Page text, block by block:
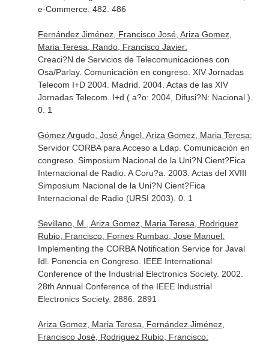
e-Commerce. 482. 486
Fernández Jiménez, Francisco José, Ariza Gomez,
Maria Teresa, Rando, Francisco Javier:
Creaci?N de Servicios de Telecomunicaciones con
Osa/Parlay. Comunicación en congreso. XIV Jornadas
Telecom I+D 2004. Madrid. 2004. Actas de las XIV
Jornadas Telecom. I+d ( a?o: 2004, Difusi?N: Nacional ).
0. 1
Gómez Argudo, José Ángel, Ariza Gomez, Maria Teresa:
Servidor CORBA para Acceso a Ldap. Comunicación en
congreso. Simposium Nacional de la Uni?N Cient?Fica
Internacional de Radio. A Coru?a. 2003. Actas del XVIII
Simposium Nacional de la Uni?N Cient?Fica
Internacional de Radio (URSI 2003). 0. 1
Sevillano, M., Ariza Gomez, Maria Teresa, Rodriguez
Rubio, Francisco, Fornes Rumbao, Jose Manuel:
Implementing the CORBA Notification Service for Javal
Idl. Ponencia en Congreso. IEEE International
Conference of the Industrial Electronics Society. 2002.
28th Annual Conference of the IEEE Industrial
Electronics Society. 2886. 2891
Ariza Gomez, Maria Teresa, Fernández Jiménez,
Francisco José, Rodriguez Rubio, Francisco: